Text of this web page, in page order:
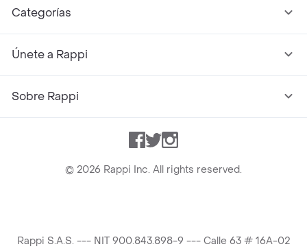
Categorías
Únete a Rappi
Sobre Rappi
Facebook
TwitterInstagram
© 2026 Rappi Inc. All rights reserved.
Rappi S.A.S. --- NIT 900.843.898-9 --- Calle 63 # 16A-02